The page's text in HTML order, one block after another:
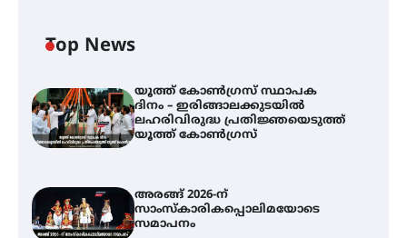
Top News
യൂത്ത് കോൺഗ്രസ്‌ സ്ഥാപക
ദിനം – ഇരിങ്ങാലക്കുടയിൽ
ലഹരിവിരുദ്ധ പ്രതിജ്ഞയെടുത്ത്
യൂത്ത് കോൺഗ്രസ്
അരങ്ങ് 2026-ന്
സാംസ്കാരികപ്പൊലിമയോടെ
സമാപനം